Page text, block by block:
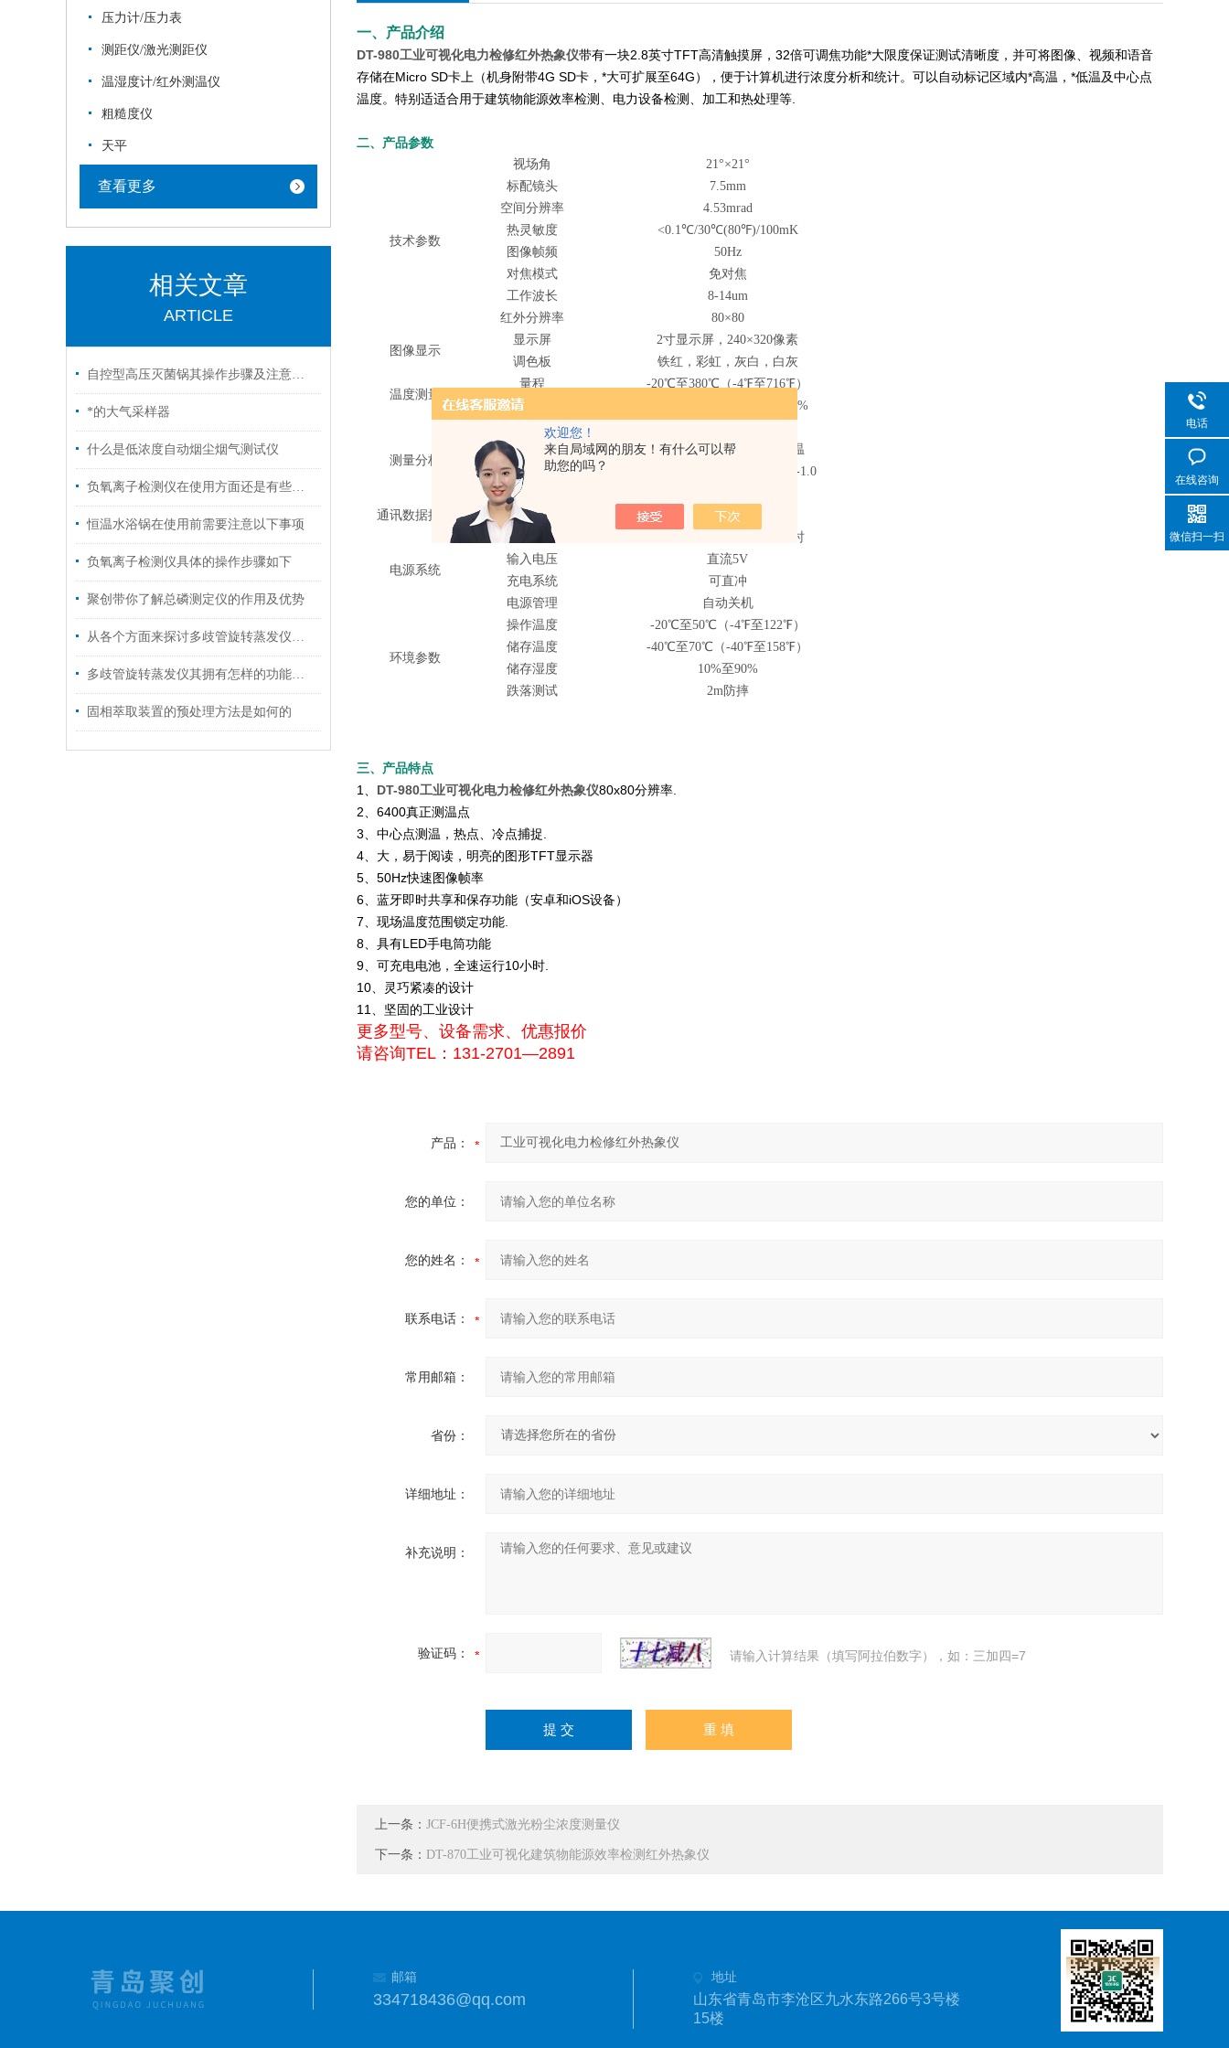
欢迎您！
来自局域网的朋友！有什么可以帮
助您的吗？
压力计/压力表
测距仪/激光测距仪
温湿度计/红外测温仪
粗糙度仪
天平
查看更多
相关文章
ARTICLE
自控型高压灭菌锅其操作步骤及注意事项的解析
*的大气采样器
什么是低浓度自动烟尘烟气测试仪
负氧离子检测仪在使用方面还是有些技巧的
恒温水浴锅在使用前需要注意以下事项
负氧离子检测仪具体的操作步骤如下
聚创带你了解总磷测定仪的作用及优势
从各个方面来探讨多歧管旋转蒸发仪的技术特点
多歧管旋转蒸发仪其拥有怎样的功能呢？
固相萃取装置的预处理方法是如何的
一、产品介绍
DT-980工业可视化电力检修红外热象仪带有一块2.8英寸TFT高清触摸屏，32倍可调焦功能*大限度保证测试清晰度，并可将图像、视频和语音
存储在Micro SD卡上（机身附带4G SD卡，*大可扩展至64G），便于计算机进行浓度分析和统计。可以自动标记区域内*高温，*低温及中心点
温度。特别适适合用于建筑物能源效率检测、电力设备检测、加工和热处理等.
二、产品参数
技术参数
视场角
21°×21°
标配镜头
7.5mm
空间分辨率
4.53mrad
热灵敏度
<0.1℃/30℃(80℉)/100mK
图像帧频
50Hz
对焦模式
免对焦
工作波长
8-14um
红外分辨率
80×80
图像显示
显示屏
2寸显示屏，240×320像素
调色板
铁红，彩虹，灰白，白灰
温度测量
量程
-20℃至380℃（-4℉至716℉）
精度
±2℃（±3.6℉）或度数的±2%
测量分析
点分析
高低温检测
自动标记区域内高温和低温
测量校准
8种校准模式，发射可调0.01-1.0
图像储存格式
通讯数据接口
蓝牙 有
电源系统
锂电池，可持续工作10小时
输入电压
直流5V
充电系统
可直冲
电源管理
自动关机
环境参数
操作温度
-20℃至50℃（-4℉至122℉）
储存温度
-40℃至70℃（-40℉至158℉）
储存湿度
10%至90%
跌落测试
2m防摔
三、产品特点
1、 DT-980工业可视化电力检修红外热象仪80x80分辨率.
2、6400真正测温点
3、中心点测温，热点、冷点捕捉.
4、大，易于阅读，明亮的图形TFT显示器
5、50Hz快速图像帧率
6、蓝牙即时共享和保存功能（安卓和iOS设备）
7、现场温度范围锁定功能.
8、具有LED手电筒功能
9、可充电电池，全速运行10小时.
10、灵巧紧凑的设计
11、坚固的工业设计
更多型号、设备需求、优惠报价
请咨询TEL：131-2701—2891
产品：
您的单位：
您的姓名：
联系电话：
常用邮箱：
省份：
详细地址：
补充说明：
验证码： 请输入计算结果（填写阿拉伯数字），如：三加四=7
上一条： JCF-6H便携式激光粉尘浓度测量仪
下一条： DT-870工业可视化建筑物能源效率检测红外热象仪
邮箱
334718436@qq.com
地址
山东省青岛市李沧区九水东路266号3号楼
15楼
电话
在线咨询
微信扫一扫